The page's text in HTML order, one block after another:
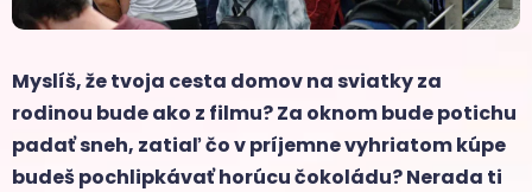
Myslíš, že tvoja cesta domov na sviatky za
rodinou bude ako z filmu? Za oknom bude potichu
padať sneh, zatiaľ čo v príjemne vyhriatom kúpe
budeš pochlipkávať horúcu čokoládu? Nerada ti